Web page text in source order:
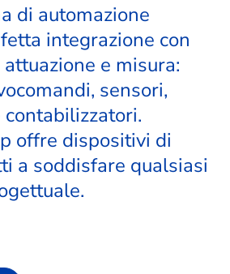
di automazione
integrazione con
e misura:
sensori,
offre dispositivi di
a soddisfare qualsiasi